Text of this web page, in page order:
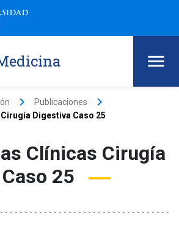
keyboard_arrow_right Publicaciones keyboard_arrow_right
Digestiva Caso 25
Clínicas Cirugía
25